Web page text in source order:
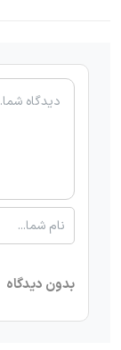
بدون دیدگاه